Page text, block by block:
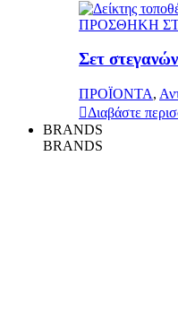
ΠΡΟΣΘΗΚΗ
Σετ
ΠΡΟΪΟΝΤΑ,
Διαβάστε
BRANDS
BRANDS